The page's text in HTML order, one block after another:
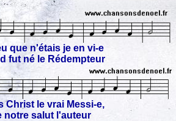
que n'étais je en vi-e
fut né le Rédempteur
Christ le vrai Messi-e,
notre salut l'auteur